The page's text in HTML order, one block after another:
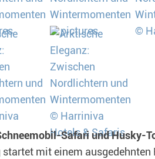
Safari und Husky-
startet mit einem